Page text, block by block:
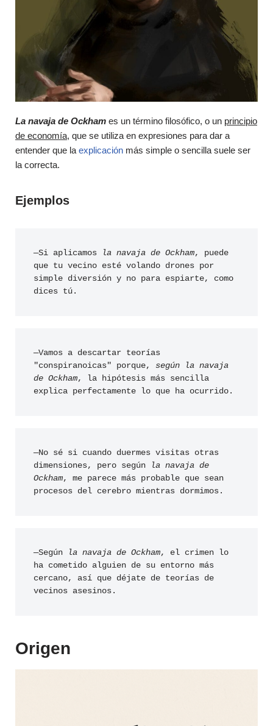
La navaja de Ockham es un término filosófico, o un principio
de economía, que se utiliza en expresiones para dar a
entender que la explicación más simple o sencilla suele ser
la correcta.
Ejemplos
—Si aplicamos la navaja de Ockham, puede
que tu vecino esté volando drones por
simple diversión y no para espiarte, como
dices tú.
—Vamos a descartar teorías
"conspiranoicas" porque, según la navaja
de Ockham, la hipótesis más sencilla
explica perfectamente lo que ha ocurrido.
—No sé si cuando duermes visitas otras
dimensiones, pero según
la navaja de
Ockham, me parece más probable que sean
procesos del cerebro mientras dormimos.
—Según la navaja de Ockham, el crimen lo
ha cometido alguien de su entorno más
cercano, así que déjate de teorías de
vecinos asesinos.
Origen